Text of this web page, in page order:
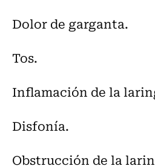
Dolor de garganta.
Tos.
Inflamación de la
Disfonía.
Obstrucción de la